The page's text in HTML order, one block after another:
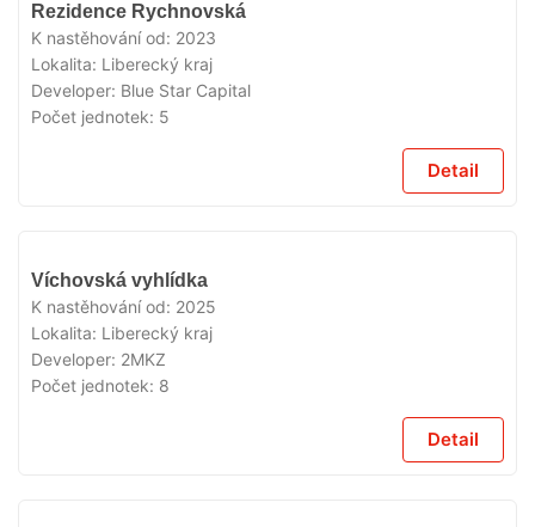
Rezidence Rychnovská
K nastěhování od: 2023
Lokalita: Liberecký kraj
Developer: Blue Star Capital
Počet jednotek: 5
Detail
Víchovská vyhlídka
K nastěhování od: 2025
Lokalita: Liberecký kraj
Developer: 2MKZ
Počet jednotek: 8
Detail